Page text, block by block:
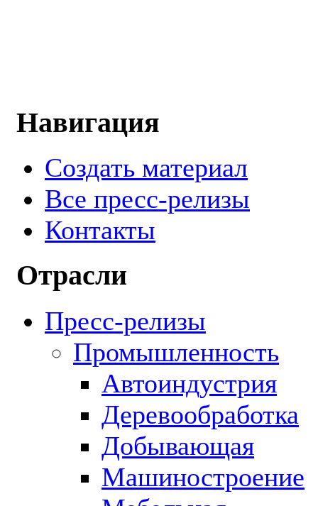
Навигация
Создать материал
Все пресс-релизы
Контакты
Отрасли
Пресс-релизы
Промышленность
Автоиндустрия
Деревообработка
Добывающая
Машиностроение